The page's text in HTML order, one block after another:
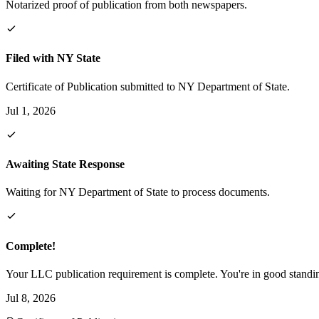
Notarized proof of publication from both newspapers.
Filed with NY State
Certificate of Publication submitted to NY Department of State.
Jul 1, 2026
Awaiting State Response
Waiting for NY Department of State to process documents.
Complete!
Your LLC publication requirement is complete. You're in good
Jul 8, 2026